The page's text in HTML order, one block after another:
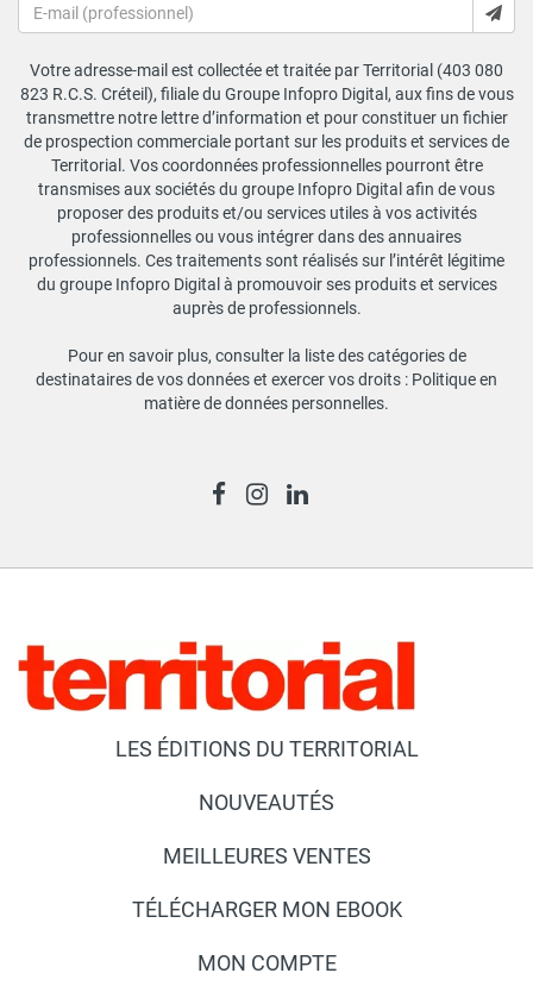
Votre adresse-mail est collectée et traitée par Territorial (403 080
823 R.C.S. Créteil), filiale du Groupe Infopro Digital, aux fins de vous
transmettre notre lettre d’information et pour constituer un fichier
de prospection commerciale portant sur les produits et services de
Territorial. Vos coordonnées professionnelles pourront être
transmises aux sociétés du groupe Infopro Digital afin de vous
proposer des produits et/ou services utiles à vos activités
professionnelles ou vous intégrer dans des annuaires
professionnels. Ces traitements sont réalisés sur l’intérêt légitime
du groupe Infopro Digital à promouvoir ses produits et services
auprès de professionnels.
Pour en savoir plus, consulter la liste des catégories de
destinataires de vos données et exercer vos droits : Politique en
matière de données personnelles.
LES ÉDITIONS DU TERRITORIAL
NOUVEAUTÉS
MEILLEURES VENTES
TÉLÉCHARGER MON EBOOK
MON COMPTE